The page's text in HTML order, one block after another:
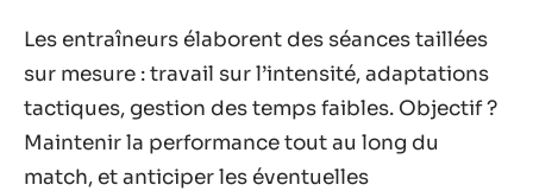
Les entraîneurs élaborent des séances taillées
sur mesure : travail sur l’intensité, adaptations
tactiques, gestion des temps faibles. Objectif ?
Maintenir la performance tout au long du
match, et anticiper les éventuelles